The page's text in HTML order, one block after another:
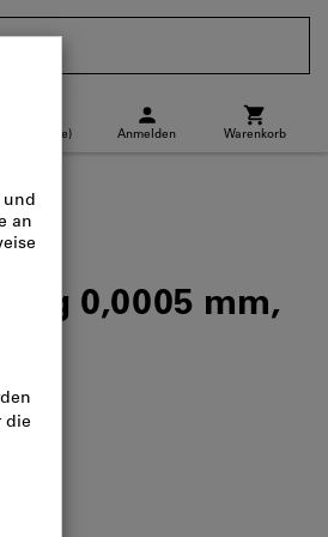
de) Anmelden Warenkorb
0,0005 mm,